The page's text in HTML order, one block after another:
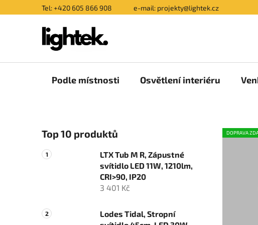
na
Tel: +420 605 866 908 e-mail: projekty@lightek.cz
Podle místnosti Osvětlení interiéru
o
s
t
n
Top 10 produktů
LTX Tub M R, Zápustné
svítidlo LED 11W, 1210lm,
CRI>90, IP20
3 401 Kč
Lodes Tidal, Stropní
DOPRAVA